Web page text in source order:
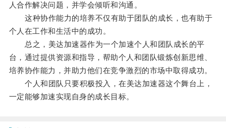
人合作解决问题，并学会倾听和沟通。
这种协作能力的培养不仅有助于团队的成长，也有助于
个人在工作和生活中的成功。
总之，美达加速器作为一个加速个人和团队成长的平
台，通过提供资源和指导，帮助个人和团队锻炼创新思维、
培养协作能力，并助力他们在竞争激烈的市场中取得成功。
个人和团队只要积极投入，在美达加速器这个舞台上，
一定能够加速实现自身的成长目标。